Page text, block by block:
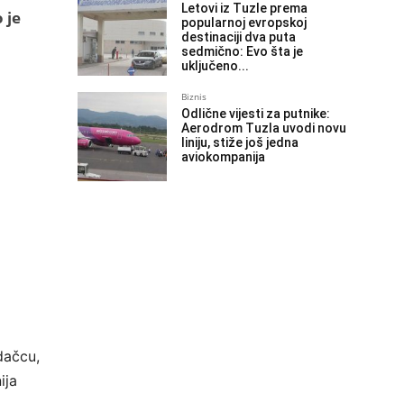
je
Letovi iz Tuzle prema
popularnoj evropskoj
destinaciji dva puta
sedmično: Evo šta je
uključeno...
Biznis
Odlične vijesti za putnike:
Aerodrom Tuzla uvodi novu
liniju, stiže još jedna
aviokompanija